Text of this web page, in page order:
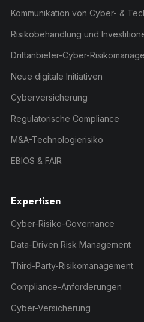
Kommunikation von Cyber- &
Risikobehandlung und
Drittanbieter-Cyber-
Neue digitale Initiativen
Cyberversicherung
Regulatorische Compliance
M&A-Technologierisiko
EBIOS & FAIR
Expertisen
Cyber-Risiko-Governance
Data-Driven Risk Management
Third-Party-Risikomanagement
Compliance-Anforderungen
Cyber-Versicherung